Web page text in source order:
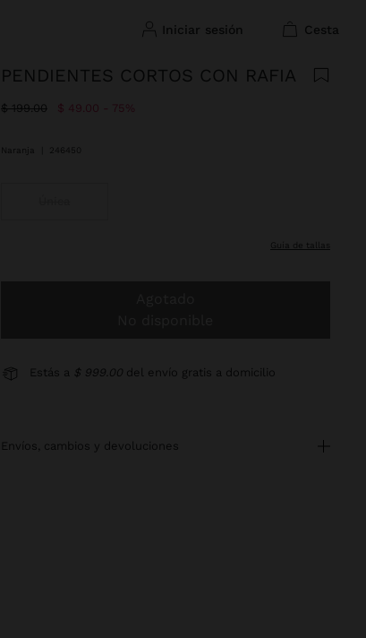
iniciar sesión cesta
PENDIENTES CORTOS CON RAFIA
Precio rebajado de
$ 199.00A $ 49.00 75%
Naranja 246450
guía de tallas
Estás a $ 999.00 del envío gratis a domicilio
envíos, cambios y devoluciones